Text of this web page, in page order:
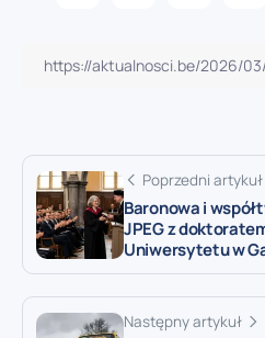
Poprzedni artykuł
Baronowa i
JPEG z
Uniwersytetu w
Następny artykuł